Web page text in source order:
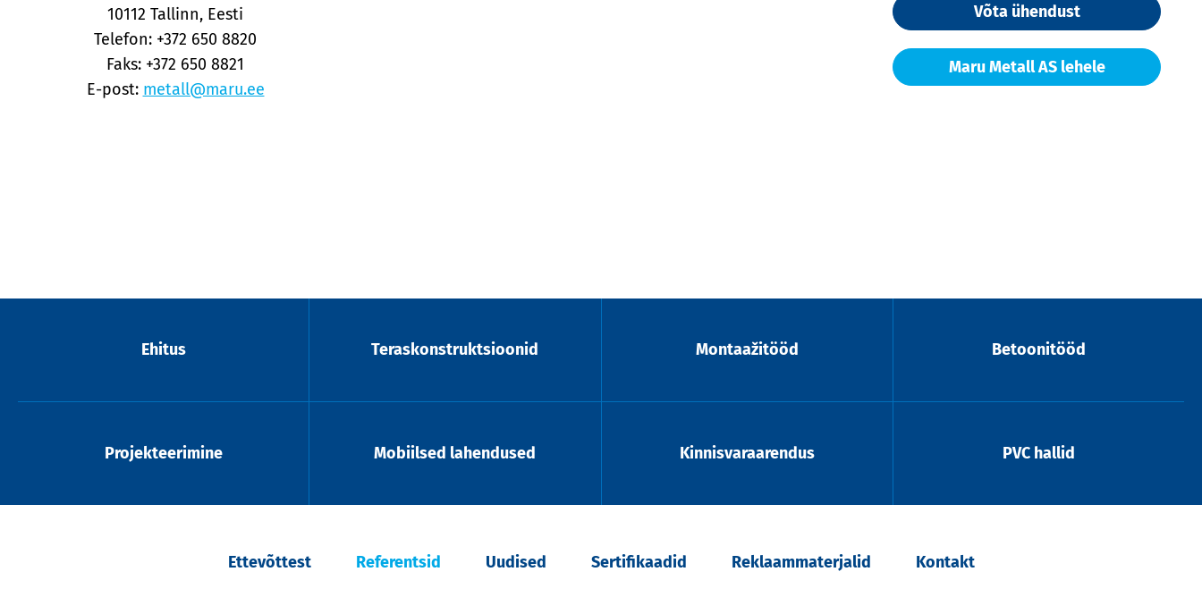
10112 Tallinn, Eesti
Telefon: +372 650 8820
Faks: +372 650 8821
E-post: metall@maru.ee
Võta ühendust
Maru Metall AS lehele
Ehitus Teraskonstruktsioonid Montaažitööd Betoonitööd
Projekteerimine Mobiilsed lahendused Kinnisvaraarendus PVC hallid
Ettevõttest Referentsid Uudised Sertifikaadid Reklaammaterjalid Kontakt